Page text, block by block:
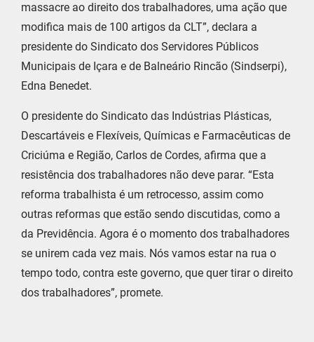
massacre ao direito dos trabalhadores, uma ação que
modifica mais de 100 artigos da CLT”, declara a
presidente do Sindicato dos Servidores Públicos
Municipais de Içara e de Balneário Rincão (Sindserpi),
Edna Benedet.
O presidente do Sindicato das Indústrias Plásticas,
Descartáveis e Flexíveis, Químicas e Farmacêuticas de
Criciúma e Região, Carlos de Cordes, afirma que a
resistência dos trabalhadores não deve parar. “Esta
reforma trabalhista é um retrocesso, assim como
outras reformas que estão sendo discutidas, como a
da Previdência. Agora é o momento dos trabalhadores
se unirem cada vez mais. Nós vamos estar na rua o
tempo todo, contra este governo, que quer tirar o direito
dos trabalhadores”, promete.